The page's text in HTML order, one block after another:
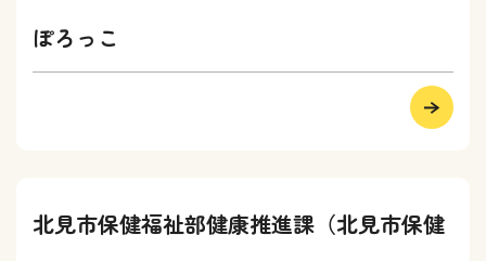
ぽろっこ
北見市保健福祉部健康推進課（北見市保健